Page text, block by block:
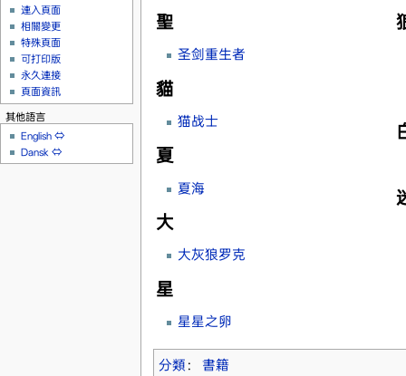
聖
圣剑重生者
貓
猫战士
夏
夏海
大
大灰狼罗克
星
星星之卵
分類 ： 書籍
連入頁面
相關變更
特殊頁面
可打印版
永久連接
頁面資訊
其他語言
English ⇔
Dansk ⇔